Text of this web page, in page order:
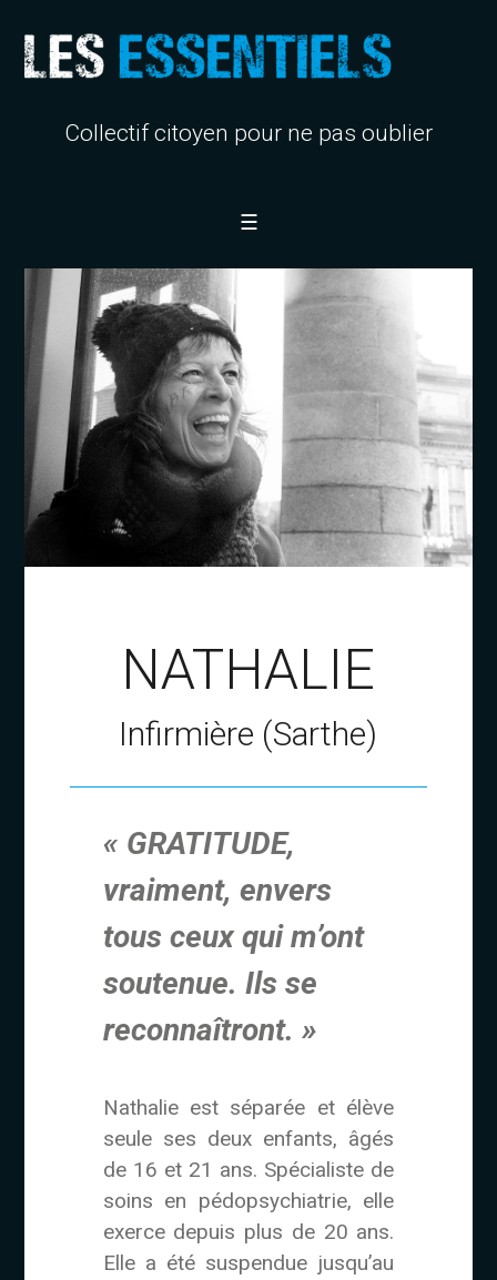
Collectif citoyen pour ne pas oublier
☰
NATHALIE
Infirmière (Sarthe)
« GRATITUDE,
vraiment, envers
tous ceux qui m’ont
soutenue. Ils se
reconnaîtront. »
Nathalie est séparée et élève
seule ses deux enfants, âgés
de 16 et 21 ans. Spécialiste de
soins en pédopsychiatrie, elle
exerce depuis plus de 20 ans.
Elle a été suspendue jusqu’au